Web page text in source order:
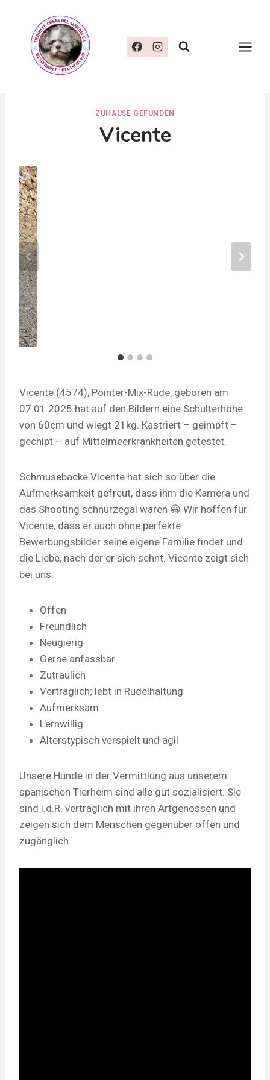
springen
ZUHAUSE GEFUNDEN
Vicente
Vicente (4574), Pointer-Mix-Rüde, geboren am
07.01.2025 hat auf den Bildern eine Schulterhöhe
von 60cm und wiegt 21kg. Kastriert – geimpft –
gechipt – auf Mittelmeerkrankheiten getestet.
Schmusebacke Vicente hat sich so über die
Aufmerksamkeit gefreut, dass ihm die Kamera und
das Shooting schnurzegal waren 😀 Wir hoffen für
Vicente, dass er auch ohne perfekte
Bewerbungsbilder seine eigene Familie findet und
die Liebe, nach der er sich sehnt. Vicente zeigt sich
bei uns:
Offen
Freundlich
Neugierig
Gerne anfassbar
Zutraulich
Verträglich; lebt in Rudelhaltung
Aufmerksam
Lernwillig
Alterstypisch verspielt und agil
Unsere Hunde in der Vermittlung aus unserem
spanischen Tierheim sind alle gut sozialisiert. Sie
sind i.d.R. verträglich mit ihren Artgenossen und
zeigen sich dem Menschen gegenüber offen und
zugänglich.